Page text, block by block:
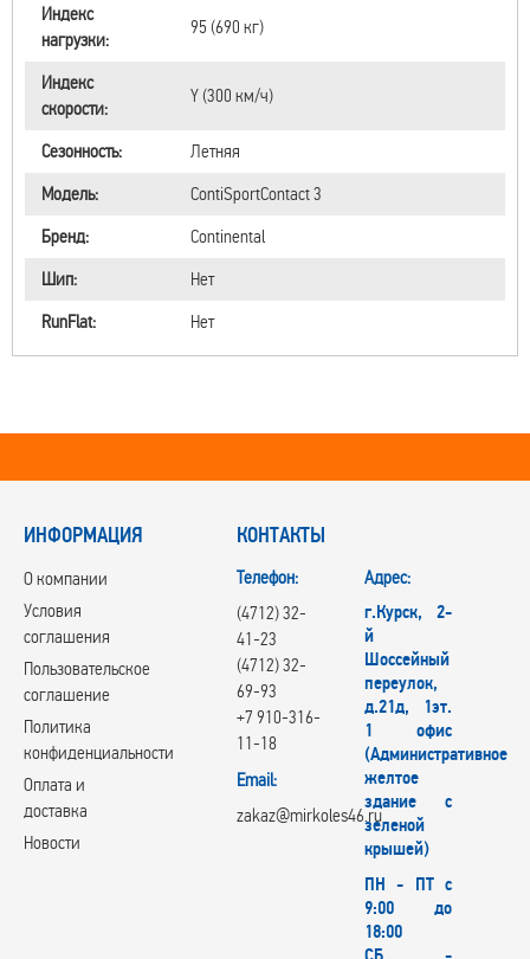
Индекс
нагрузки:
95 (690 кг)
Индекс
скорости:
Y (300 км/ч)
Сезонность:
Летняя
Модель:
ContiSportContact 3
Бренд:
Continental
Шип:
Нет
RunFlat:
Нет
ИНФОРМАЦИЯ
О компании
Условия
соглашения
Пользовательское
соглашение
Политика
конфиденциальности
Оплата и
доставка
Новости
КОНТАКТЫ
Телефон:
(4712) 32-
41-23
(4712) 32-
69-93
+7 910-316-
11-18
Email:
zakaz@mirkoles46.ru
Адрес:
г.Курск, 2-
й
Шоссейный
переулок,
д.21д, 1эт.
1 офис
(Административное
желтое
здание с
зеленой
крышей)
ПН - ПТ с
9:00 до
18:00